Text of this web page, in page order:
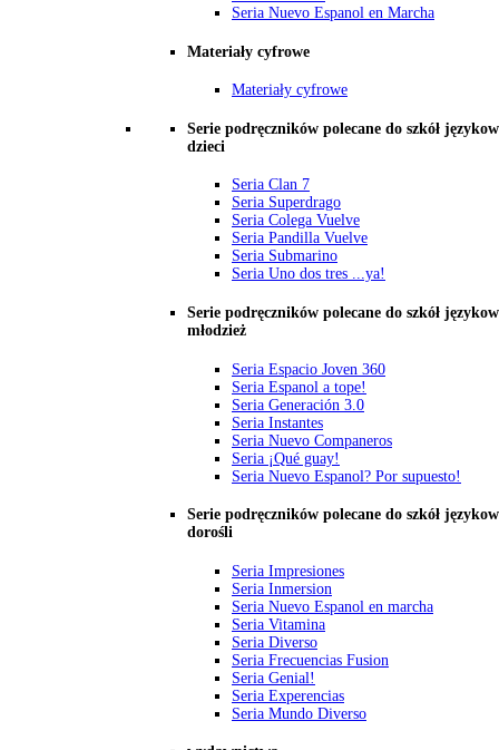
Seria Nuevo Espanol en Marcha
Materiały cyfrowe
Materiały cyfrowe
Serie podręczników polecane do szkół
dzieci
Seria Clan 7
Seria Superdrago
Seria Colega Vuelve
Seria Pandilla Vuelve
Seria Submarino
Seria Uno dos tres ...ya!
Serie podręczników polecane do szkół
młodzież
Seria Espacio Joven 360
Seria Espanol a tope!
Seria Generación 3.0
Seria Instantes
Seria Nuevo Companeros
Seria ¡Qué guay!
Seria Nuevo Espanol? Por supuesto!
Serie podręczników polecane do szkół
dorośli
Seria Impresiones
Seria Inmersion
Seria Nuevo Espanol en marcha
Seria Vitamina
Seria Diverso
Seria Frecuencias Fusion
Seria Genial!
Seria Experencias
Seria Mundo Diverso